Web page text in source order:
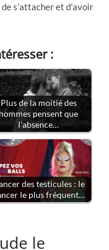
s’attacher et d’avoir
:
Plus de la moitié des
hommes pensent que
l'absence…
des testicules : le
le plus fréquent…
le